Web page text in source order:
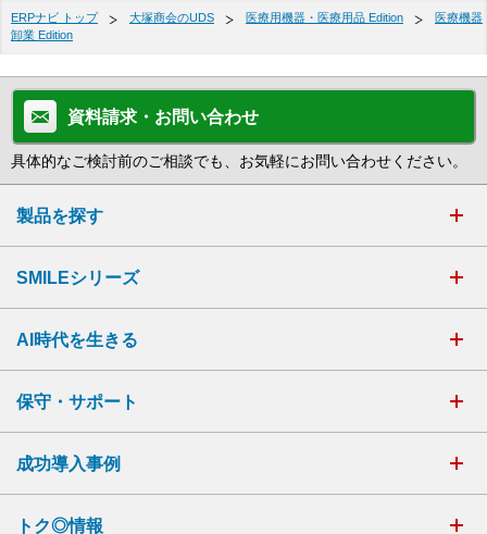
ERPナビ トップ 大塚商会のUDS 医療用機器・医療用品 Edition
医療機器
卸業 Edition
資料請求・お問い合わせ
具体的なご検討前のご相談でも、お気軽にお問い合わせください。
製品を探す
SMILEシリーズ
AI時代を生きる
保守・サポート
成功導入事例
トク◎情報